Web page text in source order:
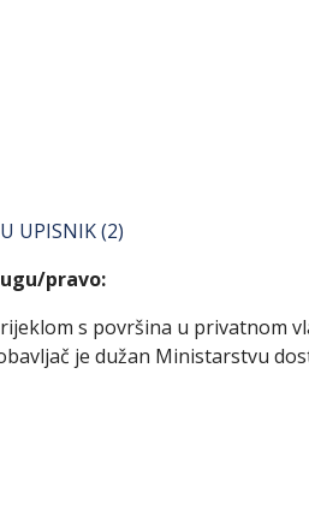
UPISNIK (2)
pravo:
s površina u privatnom
je dužan Ministarstvu